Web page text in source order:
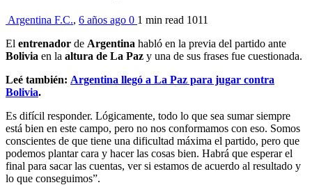
Argentina F.C., 6 años ago 0 1 min read 1011
El entrenador de Argentina habló en la previa del partido ante
Bolivia en la altura de La Paz y una de sus frases fue cuestionada.
Leé también: Argentina llegó a La Paz para jugar contra
Bolivia.
Es difícil responder. Lógicamente, todo lo que sea sumar siempre
está bien en este campo, pero no nos conformamos con eso. Somos
conscientes de que tiene una dificultad máxima el partido, pero que
podemos plantar cara y hacer las cosas bien. Habrá que esperar el
final para sacar las cuentas, ver si estamos de acuerdo al resultado y
lo que conseguimos”.